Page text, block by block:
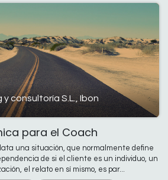
consultoría S.L., Ibon
para el Coach
una situación, que normalmente define
de si el cliente es un individuo, un
el relato en sí mismo, es par...